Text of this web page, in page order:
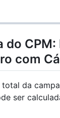
do
com
da
ser